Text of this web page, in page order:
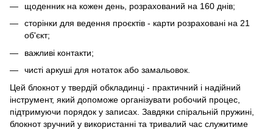
щоденник на кожен день, розрахований на 160 днів;
сторінки для ведення проєктів - карти розраховані на 21
об'єкт;
важливі контакти;
чисті аркуші для нотаток або замальовок.
Цей блокнот у твердій обкладинці - практичний і надійний
інструмент, який допоможе організувати робочий процес,
підтримуючи порядок у записах. Завдяки спіральній пружині,
блокнот зручний у використанні та тривалий час служитиме